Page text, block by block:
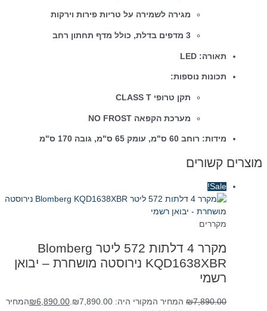
מגירה לשמירה על טריות פירות וירקות
3 מדפים בדלת, כולל מדף תחתון רחב
תאורה: LED
תכונות נוספות:
תקן טרופי CLASS T
מערכת הקפאה NO FROST
מידות: רוחב 60 ס"מ, עומק 65 ס"מ, גובה 170 ס"מ
מוצרים קשורים
Sale!
מקררים
מקרר 4 דלתות 572 ליטר Blomberg
KQD1638XBR נירוסטה מושחרת – יבואן
רשמי
₪7,890.00 המחיר המקורי היה: ₪7,890.00. ₪6,890.00
המחיר